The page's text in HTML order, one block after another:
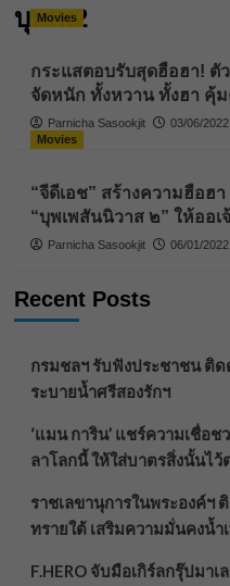
บุพเพ2
Movies
กระแสตอบรับสุดฮือฮา! ตั
จัดหนัก ทั้งหวาน ทั้งฮา คุ้
Parnicha Sasookjit
03/06/2022
Movies
“จีดีเอช” สร้างความฮือฮ
“บุพเพสันนิวาส ๒” ให้ออเ
Parnicha Sasookjit 06/01/2022
Recent Posts
กรมชลฯ รับฟังประชาชน ติ
ระบายน้ำศรีสองรักฯ
‘แมน การิน’ แชร์ความเชื่อ
ลาโลกนี้ ให้ใส่บาตรสิ่งนั้นไว้
ราชเลขานุการในพระองค์ฯ
ทรายใต้ เสริมความมั่นคงน้ำ
F.HERO จับมือเกิร์ลกรุ๊ปมาเ